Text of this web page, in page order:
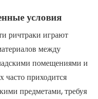
условия
ричтраки играют
между
помещениями и
часто приходится
предметами, требуя